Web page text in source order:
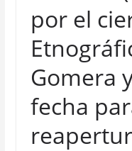
por el
Gomera
fecha